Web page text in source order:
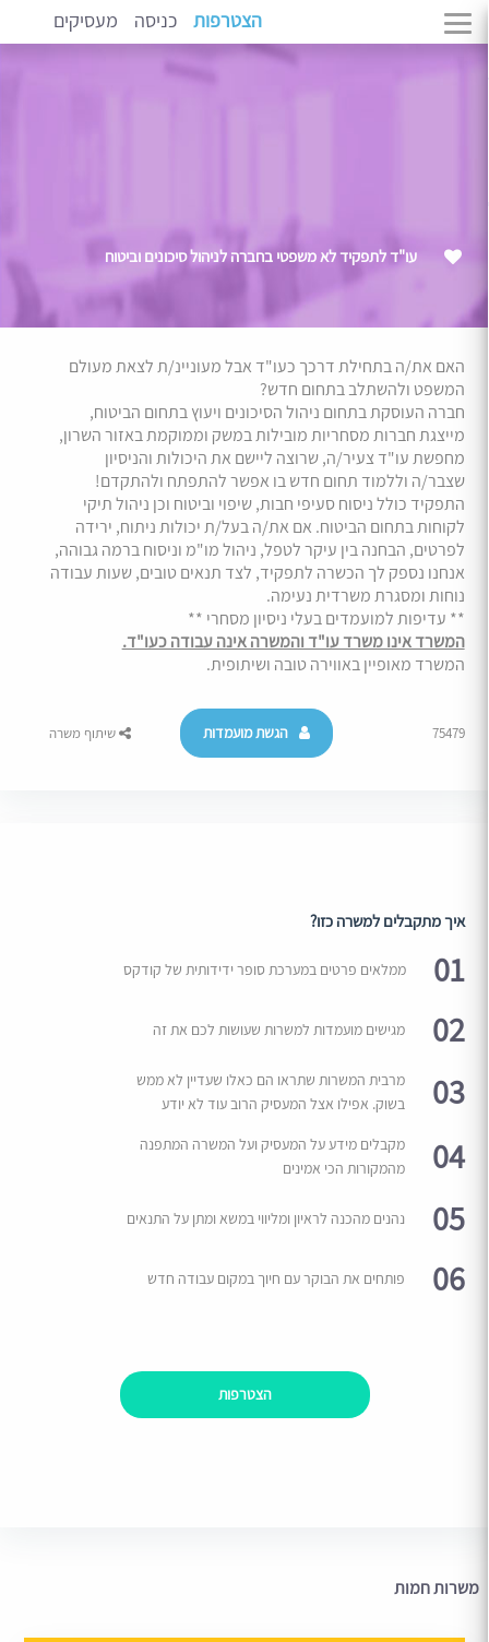
הצטרפות כניסה מעסיקים
עו"ד לתפקיד לא משפטי בחברה לניהול סיכונים וביטוח
האם את/ה בתחילת דרכך כעו"ד אבל מעוניינ/ת לצאת מעולם
המשפט ולהשתלב בתחום חדש?
חברה העוסקת בתחום ניהול הסיכונים ויעוץ בתחום הביטוח,
מייצגת חברות מסחריות מובילות במשק וממוקמת באזור השרון,
מחפשת עו"ד צעיר/ה, שרוצה ליישם את היכולות והניסיון
שצבר/ה וללמוד תחום חדש בו אפשר להתפתח ולהתקדם!
התפקיד כולל ניסוח סעיפי חבות, שיפוי וביטוח וכן ניהול תיקי
לקוחות בתחום הביטוח. אם את/ה בעל/ת יכולות ניתוח, ירידה
לפרטים, הבחנה בין עיקר לטפל, ניהול מו"מ וניסוח ברמה גבוהה,
אנחנו נספק לך הכשרה לתפקיד, לצד תנאים טובים, שעות עבודה
נוחות ומסגרת משרדית נעימה.
** עדיפות למועמדים בעלי ניסיון מסחרי **
המשרד אינו משרד עו"ד והמשרה אינה עבודה כעו"ד.
המשרד מאופיין באווירה טובה ושיתופית.
75479 הגשת מועמדות שיתוף משרה
איך מתקבלים למשרה כזו?
01 ממלאים פרטים במערכת סופר ידידותית של קודקס
02 מגישים מועמדות למשרות שעושות לכם את זה
03
מרבית המשרות שתראו הם כאלו שעדיין לא ממש
בשוק. אפילו אצל המעסיק הרוב עוד לא יודע
04
מקבלים מידע על המעסיק ועל המשרה המתפנה
מהמקורות הכי אמינים
05 נהנים מהכנה לראיון ומליווי במשא ומתן על התנאים
06 פותחים את הבוקר עם חיוך במקום עבודה חדש
הצטרפות
משרות חמות